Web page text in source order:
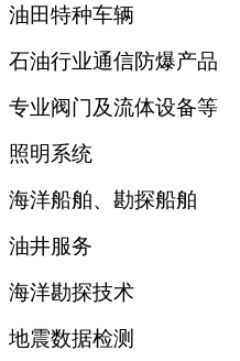
油田特种车辆
石油行业通信防爆产品
专业阀门及流体设备等
照明系统
海洋船舶、勘探船舶
油井服务
海洋勘探技术
地震数据检测